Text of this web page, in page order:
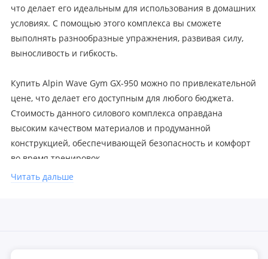
что делает его идеальным для использования в домашних
условиях. С помощью этого комплекса вы сможете
выполнять разнообразные упражнения, развивая силу,
выносливость и гибкость.
Купить Alpin Wave Gym GX-950 можно по привлекательной
цене, что делает его доступным для любого бюджета.
Стоимость данного силового комплекса оправдана
высоким качеством материалов и продуманной
конструкцией, обеспечивающей безопасность и комфорт
во время тренировок.
Читать дальше